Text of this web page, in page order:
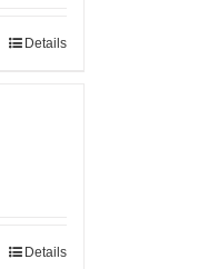
Details
Details